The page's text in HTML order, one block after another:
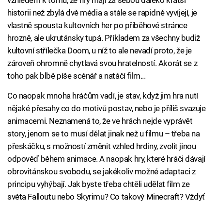
historii než zbylá dvě média a stále se rapidně vyvíjejí, je
vlastně spousta kultovních her po příběhové stránce
hrozně, ale ukrutánsky tupá. Příkladem za všechny budiž
kultovní střílečka Doom, u níž to ale nevadí proto, že je
zároveň ohromně chytlavá svou hratelností. Akorát se z
toho pak blbě píše scénář a natáčí film...
Co naopak mnoha hráčům vadí, je stav, když jim hra nutí
nějaké přesahy co do motivů postav, nebo je příliš svazuje
animacemi. Neznamená to, že ve hrách nejde vyprávět
story, jenom se to musí dělat jinak než u filmu – třeba na
přeskáčku, s možností změnit vzhled hrdiny, zvolit jinou
odpověď během animace. A naopak hry, které hráči dávají
obrovitánskou svobodu, se jakékoliv možné adaptaci z
principu vyhýbají. Jak byste třeba chtěli udělat film ze
světa Falloutu nebo Skyrimu? Co takový Minecraft? Vždyť